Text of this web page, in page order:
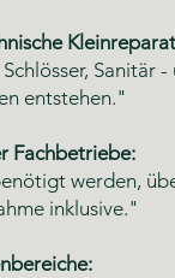
entstehen."
Fachbetriebe:
werden,
inklusive."